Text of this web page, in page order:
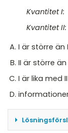
Kvantitet I:
Kvantitet II:
I är större än
II är större än
I är lika med II